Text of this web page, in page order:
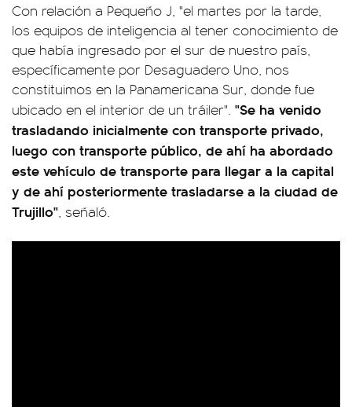
Con relación a Pequeño J, "el martes por la tarde,
los equipos de inteligencia al tener conocimiento de
que había ingresado por el sur de nuestro país,
específicamente por Desaguadero Uno, nos
constituimos en la Panamericana Sur, donde fue
ubicado en el interior de un tráiler". "Se ha venido
trasladando inicialmente con transporte privado,
luego con transporte público, de ahí ha abordado
este vehículo de transporte para llegar a la capital
y de ahí posteriormente trasladarse a la ciudad de
Trujillo", señaló.